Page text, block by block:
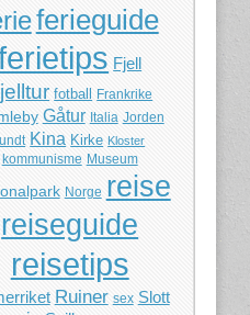
ferieguide
Fjell
fotball Frankrike
Gåtur Italia Jorden
Kina Kirke Kloster
kommunisme Museum
Norge reise
reiseguide
reisetips
Ruiner sex Slott